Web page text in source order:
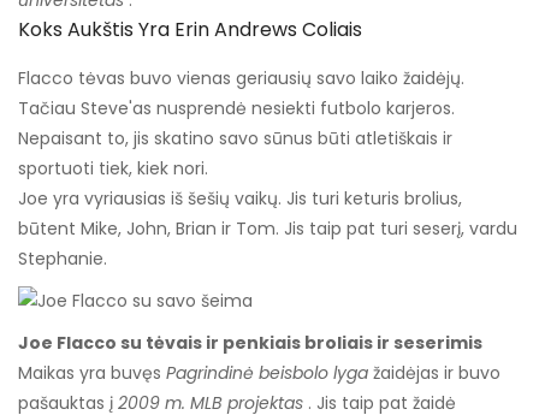
Koks Aukštis Yra Erin Andrews Coliais
Flacco tėvas buvo vienas geriausių savo laiko žaidėjų.
Tačiau Steve'as nusprendė nesiekti futbolo karjeros.
Nepaisant to, jis skatino savo sūnus būti atletiškais ir
sportuoti tiek, kiek nori.
Joe yra vyriausias iš šešių vaikų. Jis turi keturis brolius,
būtent Mike, John, Brian ir Tom. Jis taip pat turi seserį, vardu
Stephanie.
Joe Flacco su tėvais ir penkiais broliais ir seserimis
Maikas yra buvęs Pagrindinė beisbolo lyga žaidėjas ir buvo
pašauktas į 2009 m. MLB projektas . Jis taip pat žaidė